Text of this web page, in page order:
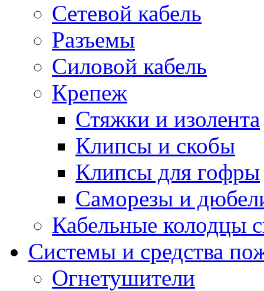
Сетевой кабель
Разъемы
Силовой кабель
Крепеж
Стяжки и изолента
Клипсы и скобы
Клипсы для гофры
Саморезы и
Кабельные колодцы
Системы и средства
Огнетушители